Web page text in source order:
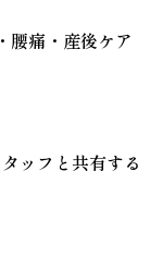
腰痛・産後ケア
ッフと共有する